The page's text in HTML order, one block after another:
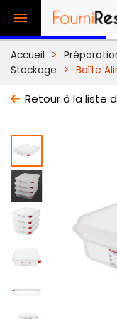

Accueil
Stockage
Boîte
Retour à la liste